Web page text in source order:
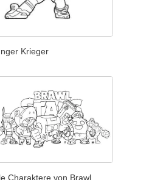
Krieger
Charaktere von Brawl